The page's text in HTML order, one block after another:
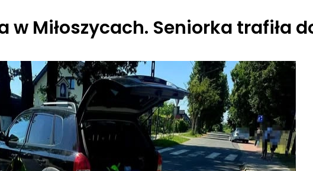
w Miłoszycach. Seniorka trafiła